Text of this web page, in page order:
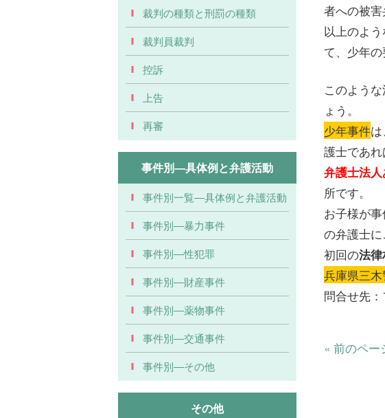
者への被害
以上のよう
て、少年
このよう
ょう。
少年事件
護士であ
弁護士法
所です。
お子様が
の弁護士に
初回の法
兵庫県三
問合せ先
« 前のペー
裁判の種類と刑罰の種類
裁判員裁判
控訴
上告
再審
事件別―具体例と弁護活動
事件別一覧―具体例と弁護活動
事件別―暴力事件
事件別―性犯罪
事件別―財産事件
事件別―薬物事件
事件別―交通事件
事件別―その他
その他